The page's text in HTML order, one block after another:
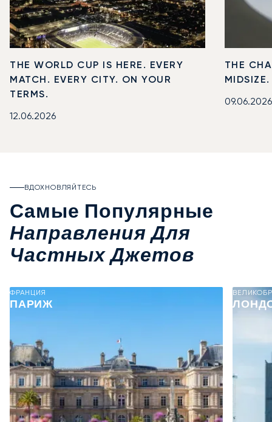
THE WORLD CUP IS HERE. EVERY
MATCH. EVERY CITY. ON YOUR
TERMS.
12.06.2026
THE
09.06.2026
ВДОХНОВЛЯЙТЕСЬ
Самые Популярные
Направления Для
Частных Джетов
ФРАНЦИЯ
ПАРИЖ